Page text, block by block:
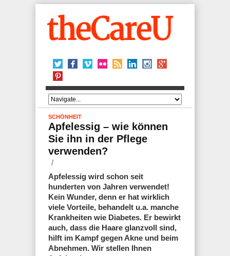
SCHÖNHEIT
Apfelessig – wie können
Sie ihn in der Pflege
verwenden?
Apfelessig wird schon seit
hunderten von Jahren verwendet!
Kein Wunder, denn er hat wirklich
viele Vorteile, behandelt u.a. manche
Krankheiten wie Diabetes. Er bewirkt
auch, dass die Haare glanzvoll sind,
hilft im Kampf gegen Akne und beim
Abnehmen. Wir stellen Ihnen